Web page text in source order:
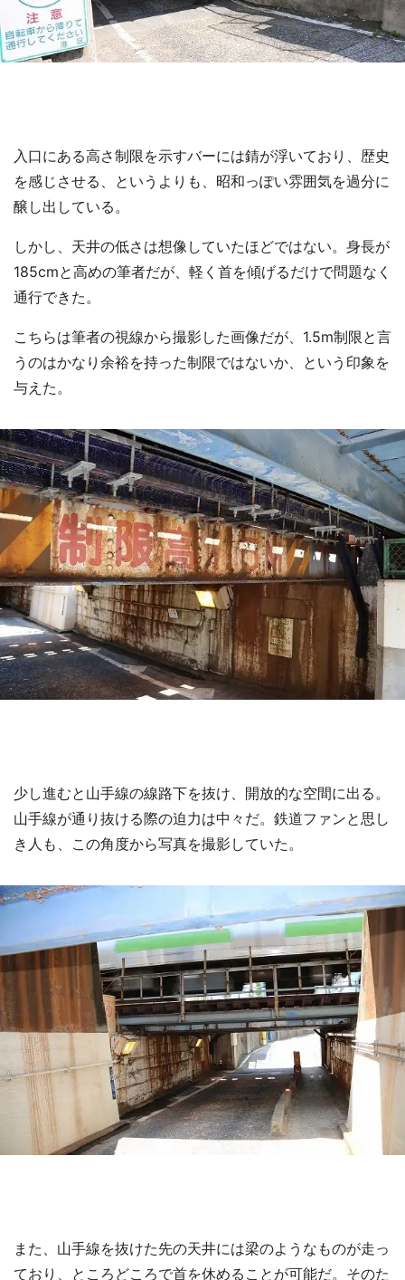
入口にある高さ制限を示すバーには錆が浮いており、歴史
を感じさせる、というよりも、昭和っぽい雰囲気を過分に
醸し出している。
しかし、天井の低さは想像していたほどではない。身長が
185cmと高めの筆者だが、軽く首を傾げるだけで問題なく
通行できた。
こちらは筆者の視線から撮影した画像だが、1.5m制限と言
うのはかなり余裕を持った制限ではないか、という印象を
与えた。
少し進むと山手線の線路下を抜け、開放的な空間に出る。
山手線が通り抜ける際の迫力は中々だ。鉄道ファンと思し
き人も、この角度から写真を撮影していた。
また、山手線を抜けた先の天井には梁のようなものが走っ
ており、ところどころで首を休めることが可能だ。そのた